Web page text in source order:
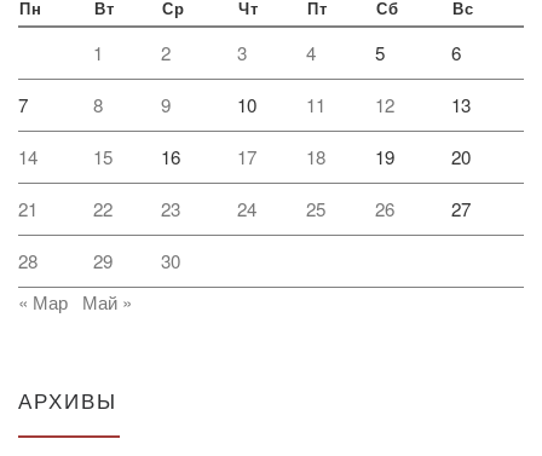
Пн Вт Ср Чт Пт Сб Вс
1 2 3 4 5 6
7 8 9 10 11 12 13
14 15 16 17 18 19 20
21 22 23 24 25 26 27
28 29
30
« Мар
Май »
АРХИВЫ